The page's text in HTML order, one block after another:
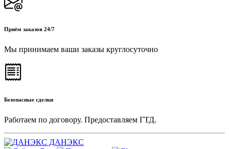
Приём заказов 24/7
Мы принимаем ваши заказы круглосуточно
Безопасные сделки
Работаем по договору. Предоставляем ГТД.
ДАНЭКС